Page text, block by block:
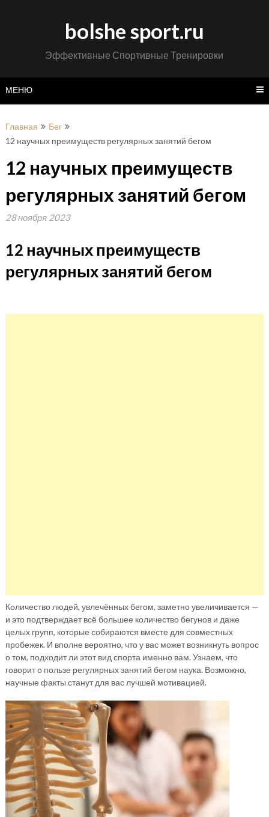
bolshe sport.ru
Эффективные Спортивные Тренировки
МЕНЮ
Главная
Бег
12 научных преимуществ регулярных занятий бегом
12 научных преимуществ
регулярных занятий бегом
28 ноября 2023
12 научных преимуществ
регулярных занятий бегом
Количество людей, увлечённых бегом, заметно увеличивается —
и это подтверждает всё большее количество бегунов и даже
целых групп, которые собираются вместе для совместных
пробежек. И вполне вероятно, что у вас может возникнуть вопрос
о том, подходит ли этот вид спорта именно вам. Узнаем, что
говорит о пользе регулярных занятий бегом наука. Возможно,
научные факты станут для вас лучшей мотивацией.